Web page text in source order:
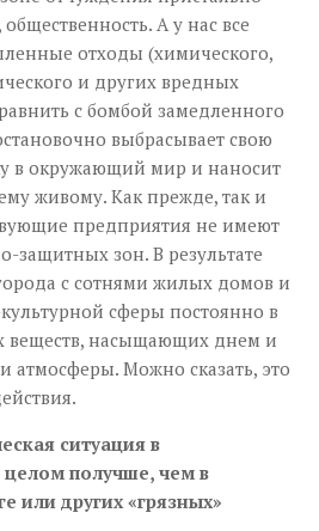
А у нас все
отходы (химического,
и других вредных
с бомбой замедленного
выбрасывает свою
в окружающий мир и наносит
живому. Как прежде, так и
предприятия не имеют
защитных зон. В результате
с сотнями жилых домов и
сферы постоянно в
веществ, насыщающих днем и
Можно сказать, это
ситуация в
получше, чем в
или других «грязных»